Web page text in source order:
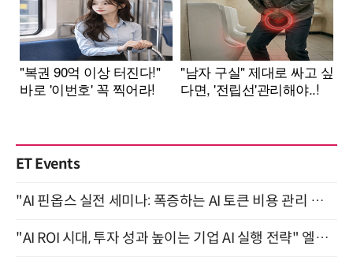
ET Events
"AI 핀옵스 실전 세미나: 폭증하는 AI 토큰 비용 관리 전략" 8월 21일 개최
"AI ROI 시대, 투자 성과 높이는 기업 AI 실행 전략" 엘타워 6층 (9월 18일)